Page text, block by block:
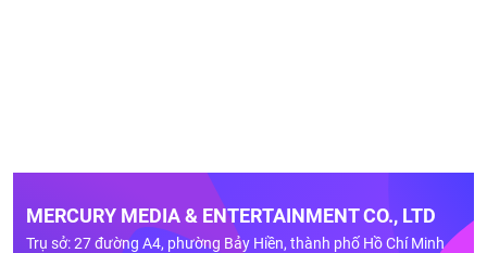
MERCURY MEDIA & ENTERTAINMENT CO., LTD
Trụ sở: 27 đường A4, phường Bảy Hiền, thành phố Hồ Chí Minh